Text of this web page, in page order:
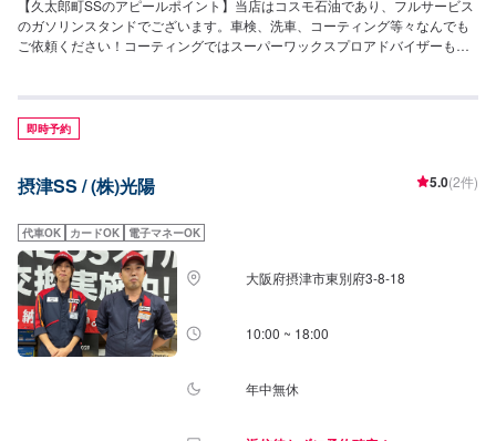
【久太郎町SSのアピールポイント】当店はコスモ石油であり、フルサービス
のガソリンスタンドでございます。車検、洗車、コーティング等々なんでも
ご依頼ください！コーティングではスーパーワックスプロアドバイザーも在
金)8：00〜20：00(土)8：00〜18：00作業受付時間：9：00〜18：00【待合
室の詳細】✅トイレ✅ゴミ箱✅椅子✅自動販売機のご用意があります。作業の
待ち時間だけでなく、給油の際もお気軽にご利用くださいませ！【資格保持
せ可能です！また、KeePerの1級資格者も複数名在籍しておりますので、ハ
道から南久太郎町通を東方向に進み、中橋筋との交差点左手にございます。
コスモマークの看板が目印です。
即時予約
摂津SS / (株)光陽 5.0(2件)
代車OK カードOK 電子マネーOK
大阪府摂津市東別府3-8-18
10:00 ~ 18:00
年中無休